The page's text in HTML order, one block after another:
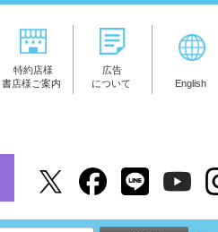
特約店様
書店様ご案内
広告
について
English